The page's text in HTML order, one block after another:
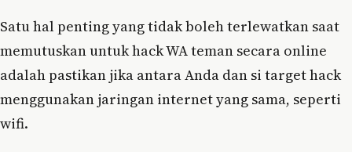
Satu hal penting yang tidak boleh terlewatkan saat
memutuskan untuk hack WA teman secara online
adalah pastikan jika antara Anda dan si target hack
menggunakan jaringan internet yang sama, seperti
wifi.